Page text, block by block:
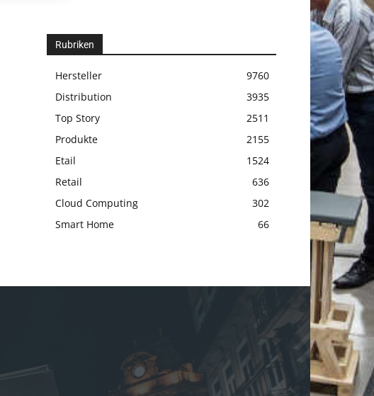
Rubriken
Hersteller
9760
Distribution
3935
Top Story
2511
Produkte
2155
Etail
1524
Retail
636
Cloud Computing
302
Smart Home
66